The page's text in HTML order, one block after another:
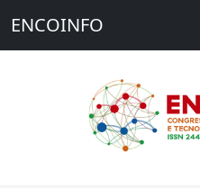
ENCOINFO